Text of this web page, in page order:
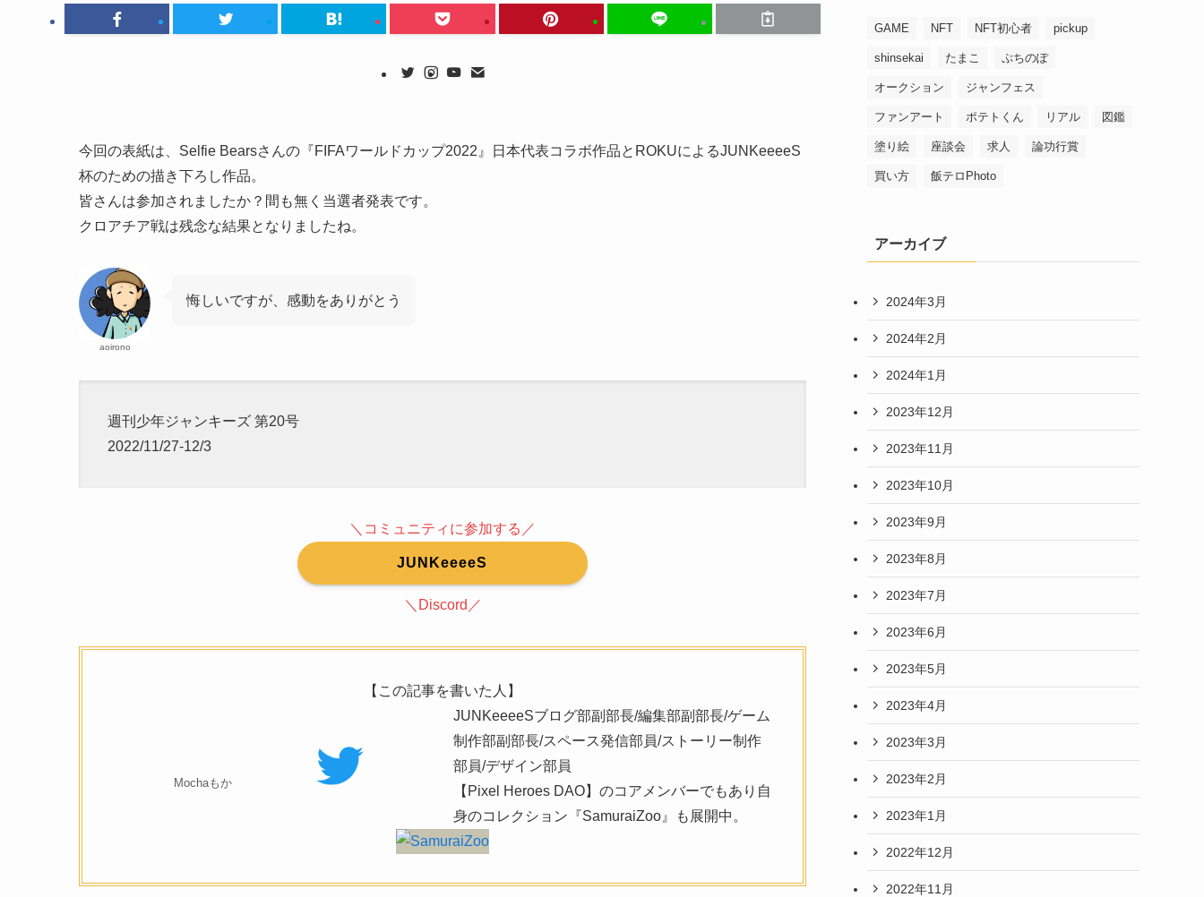
今回の表紙は、Selfie Bearsさんの『FIFAワールドカップ2022』日本代表コラボ作品とROKUによるJUNKeeeeS
杯のための描き下ろし作品。
皆さんは参加されましたか？間も無く当選者発表です。
クロアチア戦は残念な結果となりましたね。
aoirono
悔しいですが、感動をありがとう
週刊少年ジャンキーズ 第20号
2022/11/27-12/3
＼コミュニティに参加する／
JUNKeeeeS
＼Discord／
【この記事を書いた人】
Mochaもか
JUNKeeeeSブログ部副部長/編集部副部長/ゲーム
制作部副部長/スペース発信部員/ストーリー制作
部員/デザイン部員
【Pixel Heroes DAO】のコアメンバーでもあり自
身のコレクション『SamuraiZoo』も展開中。
GAME NFT NFT初心者 pickup
shinsekai たまこ ぷちのぽ
オークション ジャンフェス
ファンアート ポテトくん リアル 図鑑
塗り絵 座談会 求人 論功行賞
買い方 飯テロPhoto
アーカイブ
2024年3月
2024年2月
2024年1月
2023年12月
2023年11月
2023年10月
2023年9月
2023年8月
2023年7月
2023年6月
2023年5月
2023年4月
2023年3月
2023年2月
2023年1月
2022年12月
2022年11月